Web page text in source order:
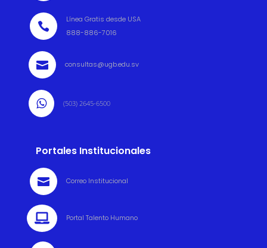

Línea Gratis desde USA
888-886-7016
 consultas@ugb.edu.sv
 (503) 2645-6500
Portales Institucionales
 Correo Institucional
 Portal Talento Humano